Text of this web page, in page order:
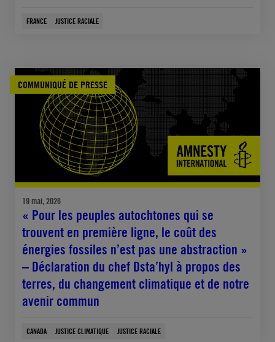
FRANCE JUSTICE RACIALE
COMMUNIQUÉ DE PRESSE
19 mai, 2026
« Pour les peuples autochtones qui se
trouvent en première ligne, le coût des
énergies fossiles n’est pas une abstraction »
– Déclaration du chef Dsta’hyl à propos des
terres, du changement climatique et de notre
avenir commun
CANADA JUSTICE CLIMATIQUE JUSTICE RACIALE